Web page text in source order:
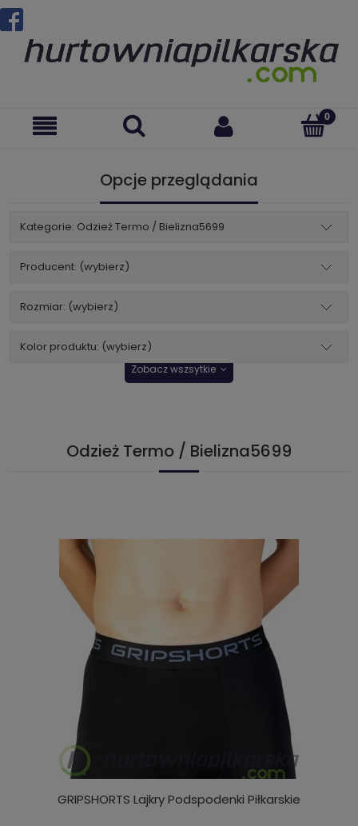
Opcje przeglądania
Kategorie: Odzież Termo / Bielizna5699
Producent: (wybierz)
Rozmiar: (wybierz)
Kolor produktu: (wybierz)
Zobacz wszsytkie
Odzież Termo / Bielizna5699
GRIPSHORTS Lajkry Podspodenki Piłkarskie